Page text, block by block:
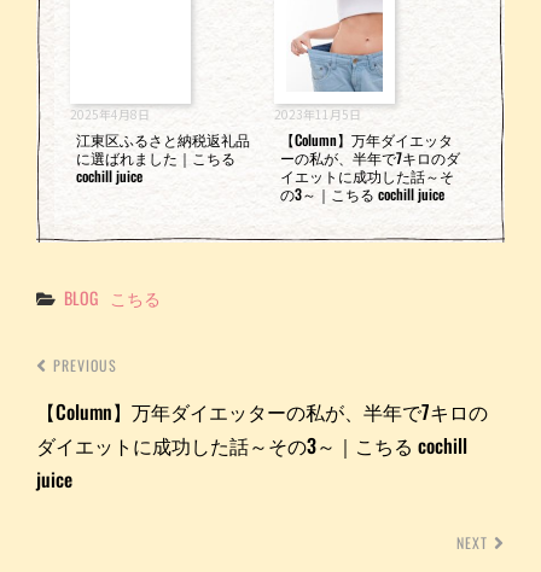
2025年4月8日
江東区ふるさと納税返礼品
に選ばれました｜こちる
cochill juice
2023年11月5日
【Column】万年ダイエッタ
ーの私が、半年で7キロのダ
イエットに成功した話～そ
の3～｜こちる cochill juice
Categories
BLOG こちる
PREVIOUS
【Column】万年ダイエッターの私が、半年で7キロの
ダイエットに成功した話～その3～｜こちる cochill
juice
NEXT